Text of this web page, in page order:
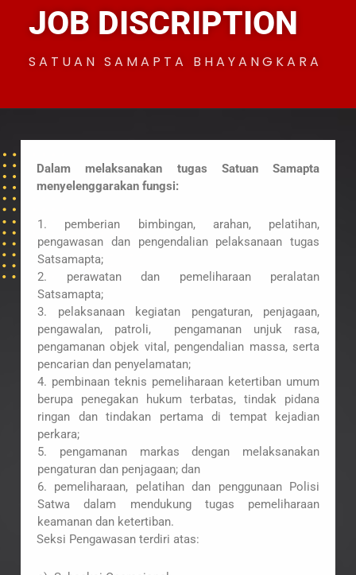
JOB DISCRIPTION
SATUAN SAMAPTA BHAYANGKARA
Dalam melaksanakan tugas Satuan Samapta
menyelenggarakan fungsi:
1. pemberian bimbingan, arahan, pelatihan,
pengawasan dan pengendalian pelaksanaan tugas
Satsamapta;
2. perawatan dan pemeliharaan peralatan
Satsamapta;
3. pelaksanaan kegiatan pengaturan, penjagaan,
pengawalan, patroli, pengamanan unjuk rasa,
pengamanan objek vital, pengendalian massa, serta
pencarian dan penyelamatan;
4. pembinaan teknis pemeliharaan ketertiban umum
berupa penegakan hukum terbatas, tindak pidana
ringan dan tindakan pertama di tempat kejadian
perkara;
5. pengamanan markas dengan melaksanakan
pengaturan dan penjagaan; dan
6. pemeliharaan, pelatihan dan penggunaan Polisi
Satwa dalam mendukung tugas pemeliharaan
keamanan dan ketertiban.
Seksi Pengawasan terdiri atas: